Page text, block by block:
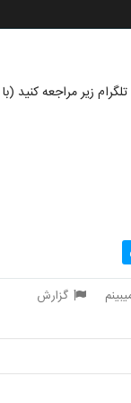
تلگرام زیر مراجعه کنید
گزارش